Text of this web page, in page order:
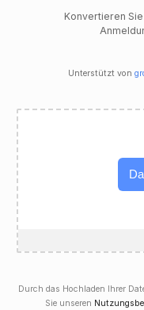
Konvertieren
Unterstützt von
Durch das Hochladen Ihrer
Sie unseren